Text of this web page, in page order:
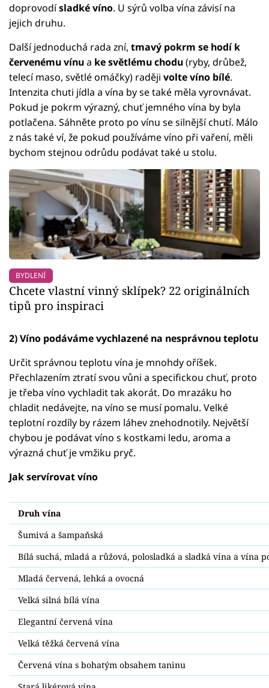
doprovodísladké víno. U sýrů volba vína závisí na
jejich druhu.
Další jednoduchá rada zní, tmavý pokrm se hodí k
červenému vínua ke světlému chodu(ryby, drůbež,
telecí maso, světlé omáčky) raději volte víno bílé.
Intenzita chuti jídla a vína by se také měla vyrovnávat.
Pokud je pokrm výrazný, chuť jemného vína by byla
potlačena. Sáhněte proto po vínu se silnější chutí. Málo
z nás také ví, že pokud používáme víno při vaření, měli
bychom stejnou odrůdu podávat také u stolu.
BYDLENÍ
Chcete vlastní vinný sklípek? 22 originálních
tipů pro inspiraci
2) Víno podáváme vychlazené na nesprávnou teplotu
Určit správnou teplotu vína je mnohdy oříšek.
Přechlazením ztratí svou vůni a specifickou chuť, proto
je třeba víno vychladit tak akorát. Do mrazáku ho
chladit nedávejte, na víno se musí pomalu. Velké
teplotní rozdíly by rázem láhev znehodnotily. Největší
chybou je podávat víno s kostkami ledu, aroma a
výrazná chuť je vmžiku pryč.
Jak servírovat víno
Druh vína
Šumivá a šampaňská
Bílá suchá, mladá a růžová, polosladká a sladká vína a vína
Mladá červená, lehká a ovocná
Velká silná bílá vína
Elegantní červená vína
Velká těžká červená vína
Červená vína s bohatým obsahem taninu